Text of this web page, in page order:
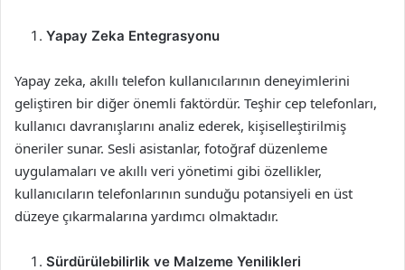
Yapay Zeka Entegrasyonu
Yapay zeka, akıllı telefon kullanıcılarının deneyimlerini
geliştiren bir diğer önemli faktördür. Teşhir cep telefonları,
kullanıcı davranışlarını analiz ederek, kişiselleştirilmiş
öneriler sunar. Sesli asistanlar, fotoğraf düzenleme
uygulamaları ve akıllı veri yönetimi gibi özellikler,
kullanıcıların telefonlarının sunduğu potansiyeli en üst
düzeye çıkarmalarına yardımcı olmaktadır.
Sürdürülebilirlik ve Malzeme Yenilikleri